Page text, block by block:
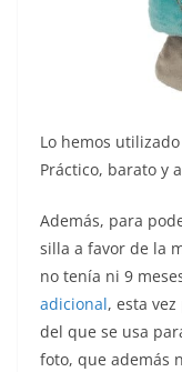
Lo hemos
Práctico, barato y
Además, para
silla a favor de la
no tenía ni 9
adicional, esta
del que se usa
foto, que además